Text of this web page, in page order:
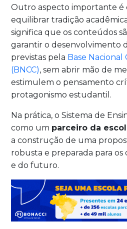
Outro aspecto importante é
equilibrar tradição
significa que os conteúdos
garantir o desenvolvimento
previstas pela Base
(BNCC), sem abrir mão de
estimulem o pensamento
protagonismo estudantil.
Na prática, o Sistema de
como um parceiro da
a construção de uma
robusta e preparada para os
e do futuro.